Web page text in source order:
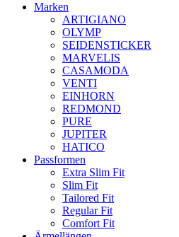
Marken
ARTIGIANO
OLYMP
SEIDENSTICKER
MARVELIS
CASAMODA
VENTI
EINHORN
REDMOND
PURE
JUPITER
HATICO
Passformen
Extra Slim Fit
Slim Fit
Tailored Fit
Regular Fit
Comfort Fit